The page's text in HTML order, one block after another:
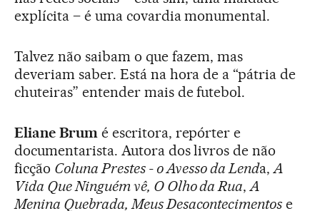
explícita – é uma covardia monumental.
Talvez não saibam o que fazem, mas
deveriam saber. Está na hora de a “pátria de
chuteiras” entender mais de futebol.
Eliane Brumé escritora, repórter e
documentarista. Autora dos livros de não
ficção Coluna Prestes - o Avesso da Lenda,A
Vida Que Ninguém vê, O Olho da Rua,A
Menina Quebrada, Meus Desacontecimentos e